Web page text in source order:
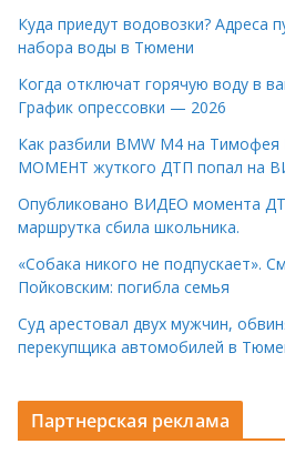
Куда приедут водовозки? Адреса
набора воды в Тюмени
Когда отключат горячую воду в
График опрессовки — 2026
Как разбили BMW M4 на
МОМЕНТ жуткого ДТП попал на
Опубликовано ВИДЕО момента
маршрутка сбила школьника.
«Собака никого не подпускает».
Пойковским: погибла семья
Суд арестовал двух мужчин,
перекупщика автомобилей в
Партнерская реклама